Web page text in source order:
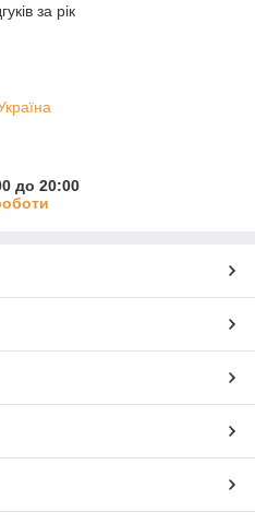
за рік
до 20:00